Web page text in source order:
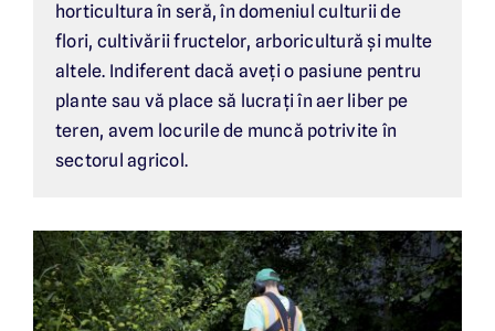
horticultura în seră, în domeniul culturii de
flori, cultivării fructelor, arboricultură și multe
altele. Indiferent dacă aveți o pasiune pentru
plante sau vă place să lucrați în aer liber pe
teren, avem locurile de muncă potrivite în
sectorul agricol.